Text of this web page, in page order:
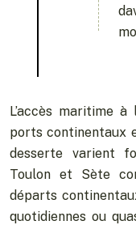
L’accès maritime
ports continentaux
desserte varient
Toulon et Sète
départs
quotidiennes ou